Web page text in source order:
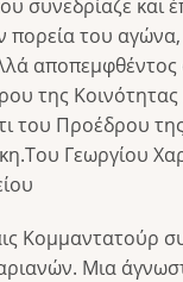
συνεδρίαζε και
πορεία του
της Κοινότητας
του Προέδρου
Γεωργίου
Κομμαντατούρ
Μια